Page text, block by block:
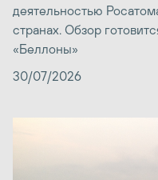
деятельностью
странах. Обзор
«Беллоны»
30/07/2026